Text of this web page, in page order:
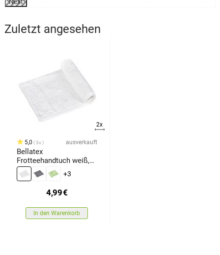
Zuletzt angesehen
2x
5,0 3x ausverkauft
Bellatex
Frotteehandtuch weiß,
30 x 30 cm
+3
4,99€
In den Warenkorb